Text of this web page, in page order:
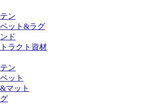
ン
ット&ラグ
ド
ラクト資材
ン
ット
マット